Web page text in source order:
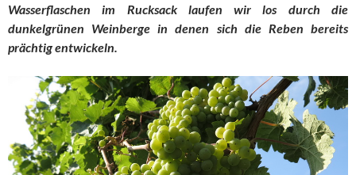
Wasserflaschen im Rucksack laufen wir los durch die
dunkelgrünen Weinberge in denen sich die Reben bereits
prächtig entwickeln.